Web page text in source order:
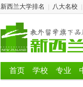
新西兰大学排名 八大名校
首页 学校 专业